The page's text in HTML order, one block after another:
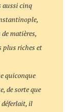
aussi cinq
matières,
plus riches et
quiconque
de sorte que
déferlait, il